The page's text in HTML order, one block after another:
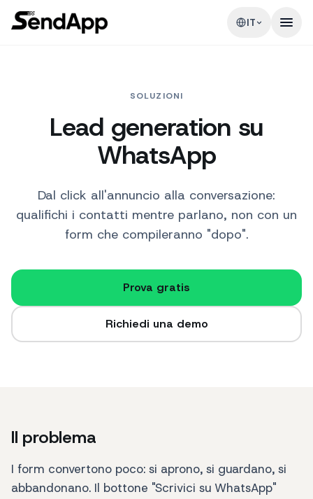
IT
SOLUZIONI
Lead generation su
WhatsApp
Dal click all'annuncio alla conversazione:
qualifichi i contatti mentre parlano, non con un
form che compileranno "dopo".
Prova gratis
Richiedi una demo
Il problema
I form convertono poco: si aprono, si guardano, si
abbandonano. Il bottone "Scrivici su WhatsApp"